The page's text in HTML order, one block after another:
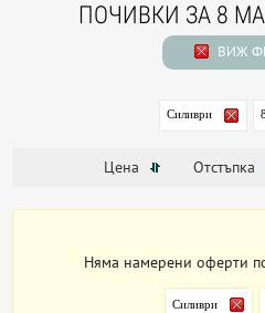
ПОЧИВКИ ЗА 8
ВИЖ
Силиври
Цена Отстъпка
Няма намерени оферти
Силиври